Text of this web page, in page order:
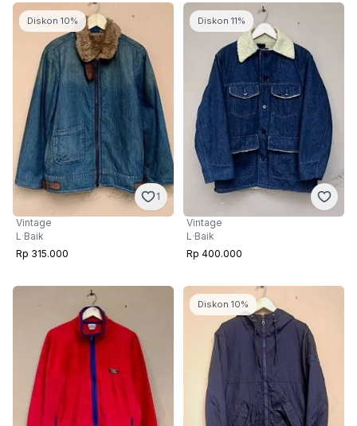
Diskon 10%
1
Vintage
L ·Baik
Rp 315.000
Diskon 11%
Vintage
L ·Baik
Rp 400.000
Diskon 10%